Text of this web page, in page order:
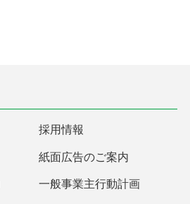
採用情報
紙面広告のご案内
一般事業主行動計画